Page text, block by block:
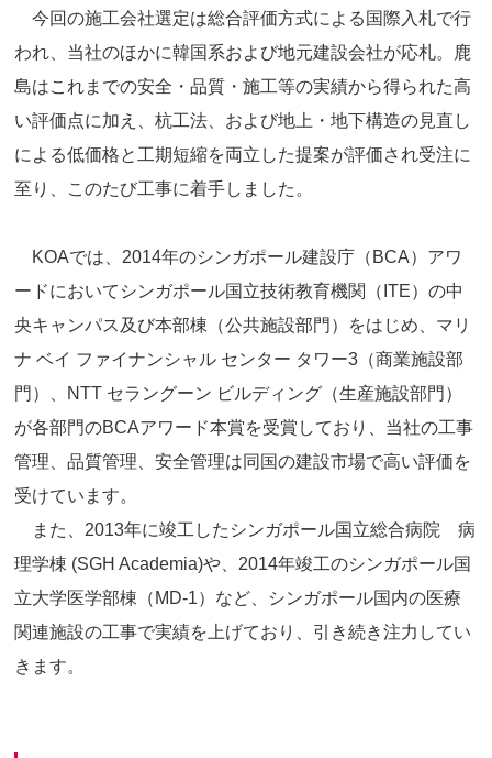
今回の施工会社選定は総合評価方式による国際入札で行
われ、当社のほかに韓国系および地元建設会社が応札。鹿
島はこれまでの安全・品質・施工等の実績から得られた高
い評価点に加え、杭工法、および地上・地下構造の見直し
による低価格と工期短縮を両立した提案が評価され受注に
至り、このたび工事に着手しました。
KOAでは、2014年のシンガポール建設庁（BCA）アワ
ードにおいてシンガポール国立技術教育機関（ITE）の中
央キャンパス及び本部棟（公共施設部門）をはじめ、マリ
ナ ベイ ファイナンシャル センター タワー3（商業施設部
門）、NTT セラングーン ビルディング（生産施設部門）
が各部門のBCAアワード本賞を受賞しており、当社の工事
管理、品質管理、安全管理は同国の建設市場で高い評価を
受けています。
また、2013年に竣工したシンガポール国立総合病院 病
理学棟 (SGH Academia)や、2014年竣工のシンガポール国
立大学医学部棟（MD-1）など、シンガポール国内の医療
関連施設の工事で実績を上げており、引き続き注力してい
きます。